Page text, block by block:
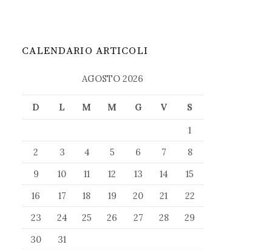
CALENDARIO ARTICOLI
AGOSTO 2026
D L M M G V
S
1
2
3 4 5 6 7
8
9
10 11 12 13 14
15
16
17 18 19 20 21
22
23
24 25 26 27 28
29
30
31